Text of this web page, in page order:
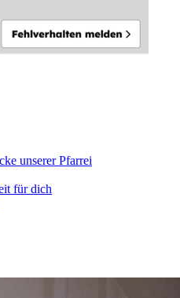
unserer Pfarrei
für dich